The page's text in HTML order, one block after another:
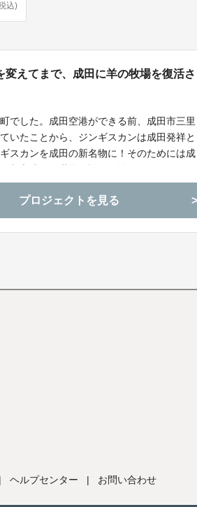
込)
えてまで、成田に羊の牧場を復活さ
でした。成田空港ができる前、成田市三里
いたことから、ジンギスカンは成田発祥と
スカンを成田の新名物に！そのためには成
食肉の生産で輸入に頼らない原料調達、持
プロジェクトを見る
ヘルプセンター | お問い合わせ